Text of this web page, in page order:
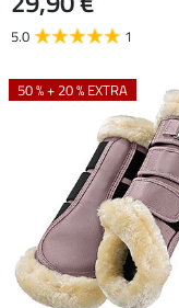
5.0 1
50 % + 20 % EXTRA